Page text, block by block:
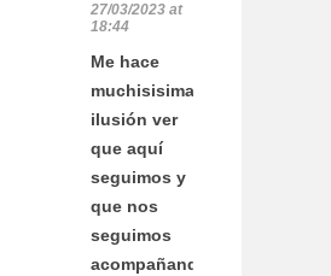
27/03/2023 at
18:44
Me hace
muchisisima
ilusión ver
que aquí
seguimos y
que nos
seguimos
acompañando.